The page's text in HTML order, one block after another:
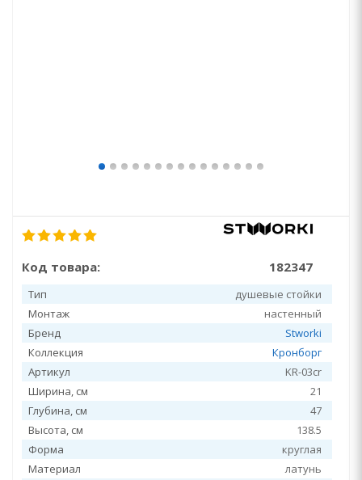
Код товара: 182347
Тип
душевые стойки
Монтаж
настенный
Бренд
Stworki
Коллекция
Кронборг
Артикул
KR-03cr
Ширина, см
21
Глубина, см
47
Высота, см
138.5
Форма
круглая
Материал
латунь